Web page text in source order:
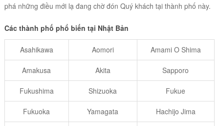
phá những điều mới lạ đang chờ đón Quý khách tại thành phố này.
Các thành phố phổ biến tại Nhật Bản
Asahikawa Aomori Amami O Shima
Amakusa Akita Sapporo
Fukushima Shizuoka Fukue
Fukuoka Yamagata Hachijo Jima